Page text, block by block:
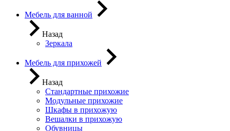
Мебель для ванной
Назад
Зеркала
Мебель для прихожей
Назад
Стандартные прихожие
Модульные прихожие
Шкафы в прихожую
Вешалки в прихожую
Обувницы